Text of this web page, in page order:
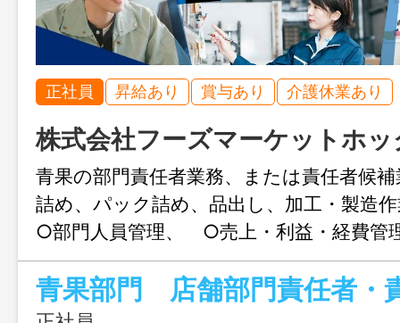
正社員 昇給あり 賞与あり 介護休業あり
株式会社フーズマーケットホッ
青果の部門責任者業務、または責任者
詰め、パック詰め、品出し、加工・製造
○部門人員管理、 ○売上・利益・経費管
等 【業務範囲：変更あり、配置
【配属先店舗は異動あり（通勤時間片道
舗）】